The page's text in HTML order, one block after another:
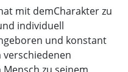
mit demCharakter zu
individuell
und konstant
verschiedenen